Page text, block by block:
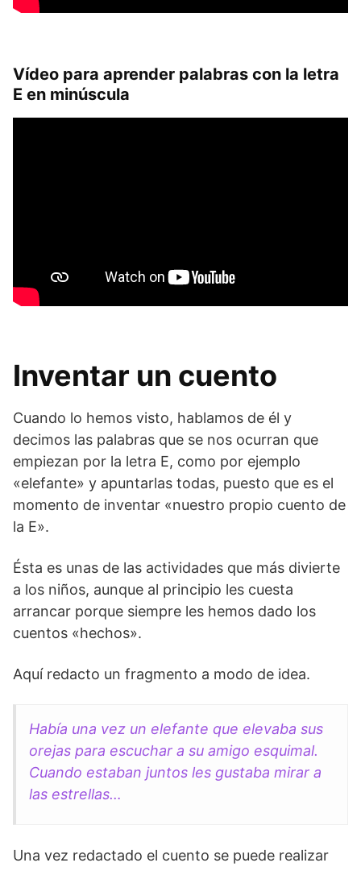
Vídeo para aprender palabras con la letra
E en minúscula
Inventar un cuento
Cuando lo hemos visto, hablamos de él y
decimos las palabras que se nos ocurran que
empiezan por la letra E, como por ejemplo
«elefante» y apuntarlas todas, puesto que es el
momento de inventar «nuestro propio cuento de
la E».
Ésta es unas de las actividades que más divierte
a los niños, aunque al principio les cuesta
arrancar porque siempre les hemos dado los
cuentos «hechos».
Aquí redacto un fragmento a modo de idea.
Había una vez un elefante que elevaba sus
orejas para escuchar a su amigo esquimal.
Cuando estaban juntos les gustaba mirar a
las estrellas…
Una vez redactado el cuento se puede realizar